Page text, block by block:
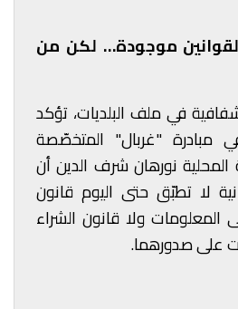
موجودة… لكن من
في ملف البلديات، تؤكد
مبادرة "غربال" المتخصّصة
المحلية نورهان شرف الدين أن
لا تطبّق حتى اليوم قانون
ولا قانون الشراء
على صدورهما.